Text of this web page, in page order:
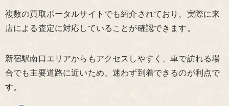
複数の買取ポータルサイトでも紹介されており、実際に来
店による査定に対応していることが確認できます。
新宿駅南口エリアからもアクセスしやすく、車で訪れる場
合でも主要道路に近いため、迷わず到着できるのが利点で
す。